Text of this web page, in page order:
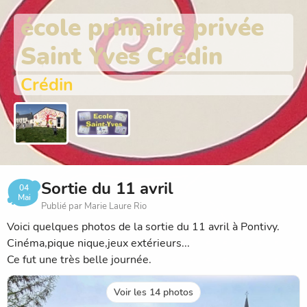
école primaire privée
Saint Yves Crédin
Crédin
04
Mai
Sortie du 11 avril
Publié par Marie Laure Rio
Voici quelques photos de la sortie du 11 avril à Pontivy.
Cinéma,pique nique,jeux extérieurs...
Ce fut une très belle journée.
Voir les 14 photos